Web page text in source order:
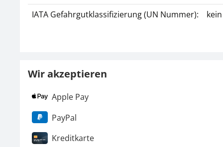
IATA Gefahrgutklassifizierung (UN Nummer):
Wir akzeptieren
Apple Pay
PayPal
Kreditkarte